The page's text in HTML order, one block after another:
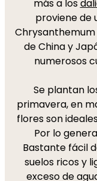
más a los
proviene de
Chrysanthemum
de China y
numerosos
Se plantan
primavera, en
flores son
Por lo
Bastante fácil
suelos ricos y
exceso de